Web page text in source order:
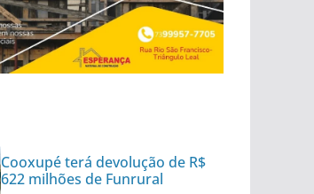
Cooxupé terá devolução de R$
622 milhões de Funrural